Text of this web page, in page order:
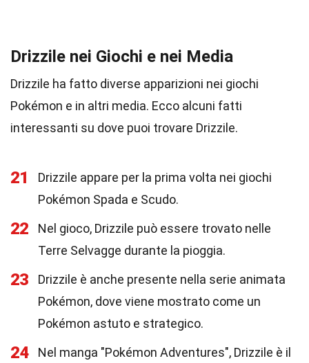
Drizzile nei Giochi e nei Media
Drizzile ha fatto diverse apparizioni nei giochi
Pokémon e in altri media. Ecco alcuni fatti
interessanti su dove puoi trovare Drizzile.
21
Drizzile appare per la prima volta nei giochi
Pokémon Spada e Scudo.
22
Nel gioco, Drizzile può essere trovato nelle
Terre Selvagge durante la pioggia.
23
Drizzile è anche presente nella serie animata
Pokémon, dove viene mostrato come un
Pokémon astuto e strategico.
24
Nel manga "Pokémon Adventures", Drizzile è il